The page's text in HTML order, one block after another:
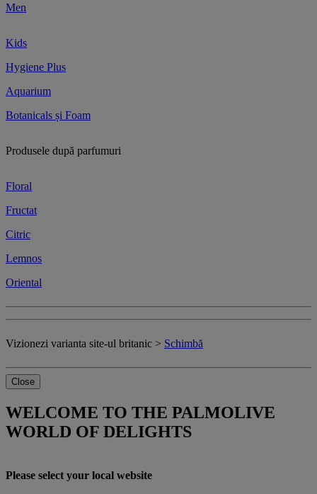
Men
Kids
Hygiene Plus
Aquarium
Botanicals și Foam
Produsele după parfumuri
Floral
Fructat
Citric
Lemnos
Oriental
Vizionezi varianta site-ul britanic > Schimbă
Close
WELCOME TO THE PALMOLIVE
WORLD OF DELIGHTS
Please select your local website